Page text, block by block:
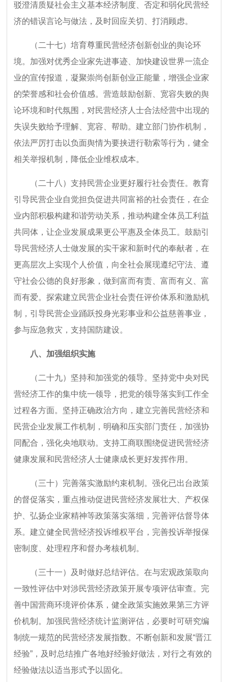
驳澄清质疑社会主义基本经济制度、否定和弱化民营经
济的错误言论与做法，及时回应关切、打消顾虑。
（二十七）培育尊重民营经济创新创业的舆论环
境。加强对优秀企业家先进事迹、加快建设世界一流企
业的宣传报道，凝聚崇尚创新创业正能量，增强企业家
的荣誉感和社会价值感。营造鼓励创新、宽容失败的舆
论环境和时代氛围，对民营经济人士合法经营中出现的
失误失败给予理解、宽容、帮助。建立部门协作机制，
依法严厉打击以负面舆情为要挟进行勒索等行为，健全
相关举报机制，降低企业维权成本。
（二十八）支持民营企业更好履行社会责任。教育
引导民营企业自觉担负促进共同富裕的社会责任，在企
业内部积极构建和谐劳动关系，推动构建全体员工利益
共同体，让企业发展成果更公平惠及全体员工。鼓励引
导民营经济人士做发展的实干家和新时代的奉献者，在
更高层次上实现个人价值，向全社会展现遵纪守法、遵
守社会公德的良好形象，做到富而有责、富而有义、富
而有爱。探索建立民营企业社会责任评价体系和激励机
制，引导民营企业踊跃投身光彩事业和公益慈善事业，
参与应急救灾，支持国防建设。
八、加强组织实施
（二十九）坚持和加强党的领导。坚持党中央对民
营经济工作的集中统一领导，把党的领导落实到工作全
过程各方面。坚持正确政治方向，建立完善民营经济和
民营企业发展工作机制，明确和压实部门责任，加强协
同配合，强化央地联动。支持工商联围绕促进民营经济
健康发展和民营经济人士健康成长更好发挥作用。
（三十）完善落实激励约束机制。强化已出台政策
的督促落实，重点推动促进民营经济发展壮大、产权保
护、弘扬企业家精神等政策落实落细，完善评估督导体
系。建立健全民营经济投诉维权平台，完善投诉举报保
密制度、处理程序和督办考核机制。
（三十一）及时做好总结评估。在与宏观政策取向
一致性评估中对涉民营经济政策开展专项评估审查。完
善中国营商环境评价体系，健全政策实施效果第三方评
价机制。加强民营经济统计监测评估，必要时可研究编
制统一规范的民营经济发展指数。不断创新和发展“晋江
经验”，及时总结推广各地好经验好做法，对行之有效的
经验做法以适当形式予以固化。